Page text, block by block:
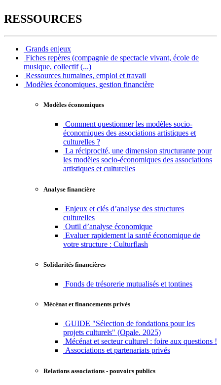
RESSOURCES
Grands enjeux
Fiches repères (compagnie de spectacle vivant, école de
musique, collectif (...)
Ressources humaines, emploi et travail
Modèles économiques, gestion financière
Modèles économiques
Comment questionner les modèles socio-
économiques des associations artistiques et
culturelles ?
La réciprocité, une dimension structurante pour
les modèles socio-économiques des associations
artistiques et culturelles
Analyse financière
Enjeux et clés d’analyse des structures
culturelles
Outil d’analyse économique
Evaluer rapidement la santé économique de
votre structure : Culturflash
Solidarités financières
Fonds de trésorerie mutualisés et tontines
Mécénat et financements privés
GUIDE "Sélection de fondations pour les
projets culturels" (Opale. 2025)
Mécénat et secteur culturel : foire aux questions !
Associations et partenariats privés
Relations associations - pouvoirs publics